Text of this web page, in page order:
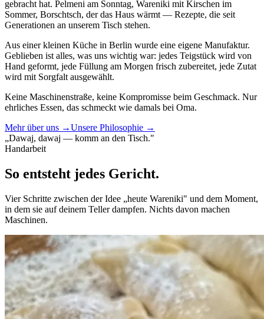
gebracht hat. Pelmeni am Sonntag, Wareniki mit Kirschen im
Sommer, Borschtsch, der das Haus wärmt — Rezepte, die seit
Generationen an unserem Tisch stehen.
Aus einer kleinen Küche in Berlin wurde eine eigene Manufaktur.
Geblieben ist alles, was uns wichtig war: jedes Teigstück wird von
Hand geformt, jede Füllung am Morgen frisch zubereitet, jede Zutat
wird mit Sorgfalt ausgewählt.
Keine Maschinenstraße, keine Kompromisse beim Geschmack. Nur
ehrliches Essen, das schmeckt wie damals bei Oma.
Mehr über uns →Unsere Philosophie →
„Dawaj, dawaj — komm an den Tisch."
Handarbeit
So entsteht jedes Gericht.
Vier Schritte zwischen der Idee „heute Wareniki" und dem Moment,
in dem sie auf deinem Teller dampfen. Nichts davon machen
Maschinen.